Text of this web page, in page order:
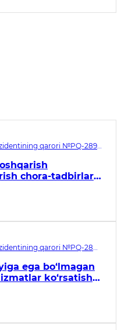
qarori №PQ-289.
chora-tadbirlari
qarori №PQ-288.
ega bo‘lmagan
ko‘rsatish